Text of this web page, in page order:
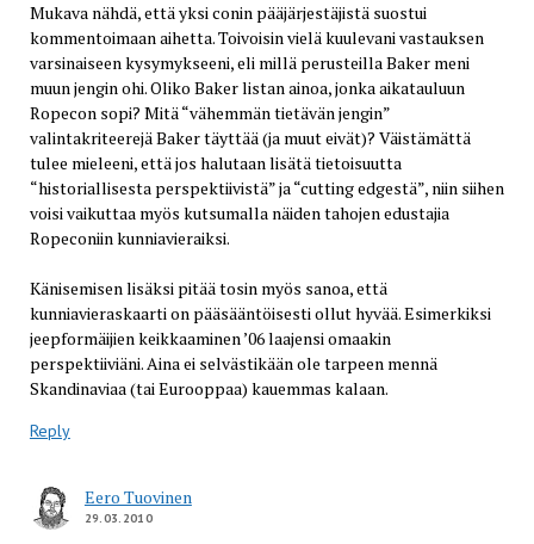
Mukava nähdä, että yksi conin pääjärjestäjistä suostui
kommentoimaan aihetta. Toivoisin vielä kuulevani vastauksen
varsinaiseen kysymykseeni, eli millä perusteilla Baker meni
muun jengin ohi. Oliko Baker listan ainoa, jonka aikatauluun
Ropecon sopi? Mitä “vähemmän tietävän jengin”
valintakriteerejä Baker täyttää (ja muut eivät)? Väistämättä
tulee mieleeni, että jos halutaan lisätä tietoisuutta
“historiallisesta perspektiivistä” ja “cutting edgestä”, niin siihen
voisi vaikuttaa myös kutsumalla näiden tahojen edustajia
Ropeconiin kunniavieraiksi.
Känisemisen lisäksi pitää tosin myös sanoa, että
kunniavieraskaarti on pääsääntöisesti ollut hyvää. Esimerkiksi
jeepformäijien keikkaaminen ’06 laajensi omaakin
perspektiiviäni. Aina ei selvästikään ole tarpeen mennä
Skandinaviaa (tai Eurooppaa) kauemmas kalaan.
Reply
Eero Tuovinen
29.03.2010